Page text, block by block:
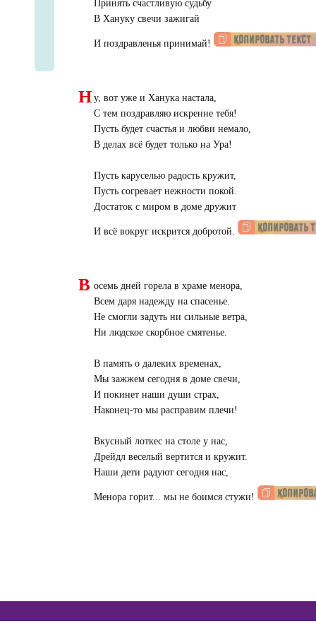
Принять счастливую судьбу
В Хануку свечи зажигай
И поздравленья принимай!
Н у, вот уже и Ханука настала,
С тем поздравляю искренне тебя!
Пусть будет счастья и любви немало,
В делах всё будет только на Ура!
Пусть каруселью радость кружит,
Пусть согревает нежности покой.
Достаток с миром в доме дружит
И всё вокруг искрится добротой.
В осемь дней горела в храме менора,
Всем даря надежду на спасенье.
Не смогли задуть ни сильные ветра,
Ни людское скорбное смятенье.
В память о далеких временах,
Мы зажжем сегодня в доме свечи,
И покинет наши души страх,
Наконец-то мы расправим плечи!
Вкусный лоткес на столе у нас,
Дрейдл веселый вертится и кружит.
Наши дети радуют сегодня нас,
Менора горит... мы не боимся стужи!